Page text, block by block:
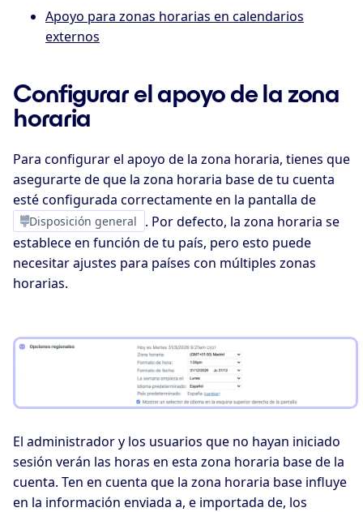
Apoyo para zonas horarias en calendarios
externos
Configurar el apoyo de la zona
horaria
Para configurar el apoyo de la zona horaria, tienes que
asegurarte de que la zona horaria base de tu cuenta
esté configurada correctamente en la pantalla de
Disposición general
. Por defecto, la zona horaria se
establece en función de tu país, pero esto puede
necesitar ajustes para países con múltiples zonas
horarias.
El administrador y los usuarios que no hayan iniciado
sesión verán las horas en esta zona horaria base de la
cuenta. Ten en cuenta que la zona horaria base influye
en la información enviada a, e importada de, los